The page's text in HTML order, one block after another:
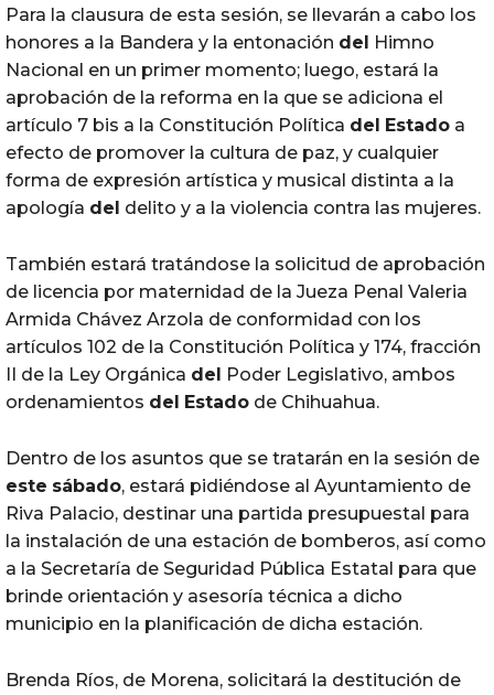
Para la clausura de esta sesión, se llevarán a cabo los
honores a la Bandera y la entonación del Himno
Nacional en un primer momento; luego, estará la
aprobación de la reforma en la que se adiciona el
artículo 7 bis a la Constitución Política del Estado a
efecto de promover la cultura de paz, y cualquier
forma de expresión artística y musical distinta a la
apología del delito y a la violencia contra las mujeres.
También estará tratándose la solicitud de aprobación
de licencia por maternidad de la Jueza Penal Valeria
Armida Chávez Arzola de conformidad con los
artículos 102 de la Constitución Política y 174, fracción
II de la Ley Orgánica del Poder Legislativo, ambos
ordenamientos del Estado de Chihuahua.
Dentro de los asuntos que se tratarán en la sesión de
este sábado, estará pidiéndose al Ayuntamiento de
Riva Palacio, destinar una partida presupuestal para
la instalación de una estación de bomberos, así como
a la Secretaría de Seguridad Pública Estatal para que
brinde orientación y asesoría técnica a dicho
municipio en la planificación de dicha estación.
Brenda Ríos, de Morena, solicitará la destitución de